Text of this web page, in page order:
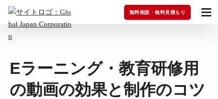
無料相談・無料見積もり
Eラーニング・教育研修用
の動画の効果と制作のコツ